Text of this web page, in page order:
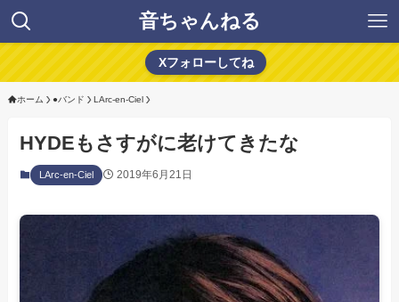
音ちゃんねる
Xフォローしてね
ホーム ●バンド LArc-en-Ciel
HYDEもさすがに老けてきたな
LArc-en-Ciel 2019年6月21日